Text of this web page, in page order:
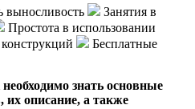
выносливость
Занятия в
Простота в использовании
Бесплатные
знать основные
описание, а также